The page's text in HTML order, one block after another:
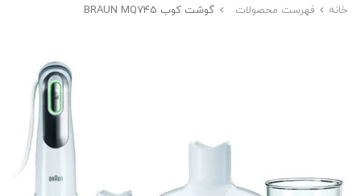
خانه فهرست محصولات گوشت کوب BRAUN MQ745